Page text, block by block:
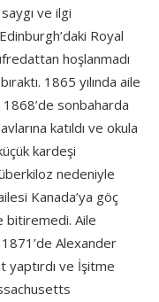
ve ilgi
Royal
hoşlanmadı
1865 yılında aile
1868’de sonbaharda
katıldı ve okula
kardeşi
nedeniyle
Kanada’ya göç
bitiremedi. Aile
Alexander
yaptırdı ve İşitme